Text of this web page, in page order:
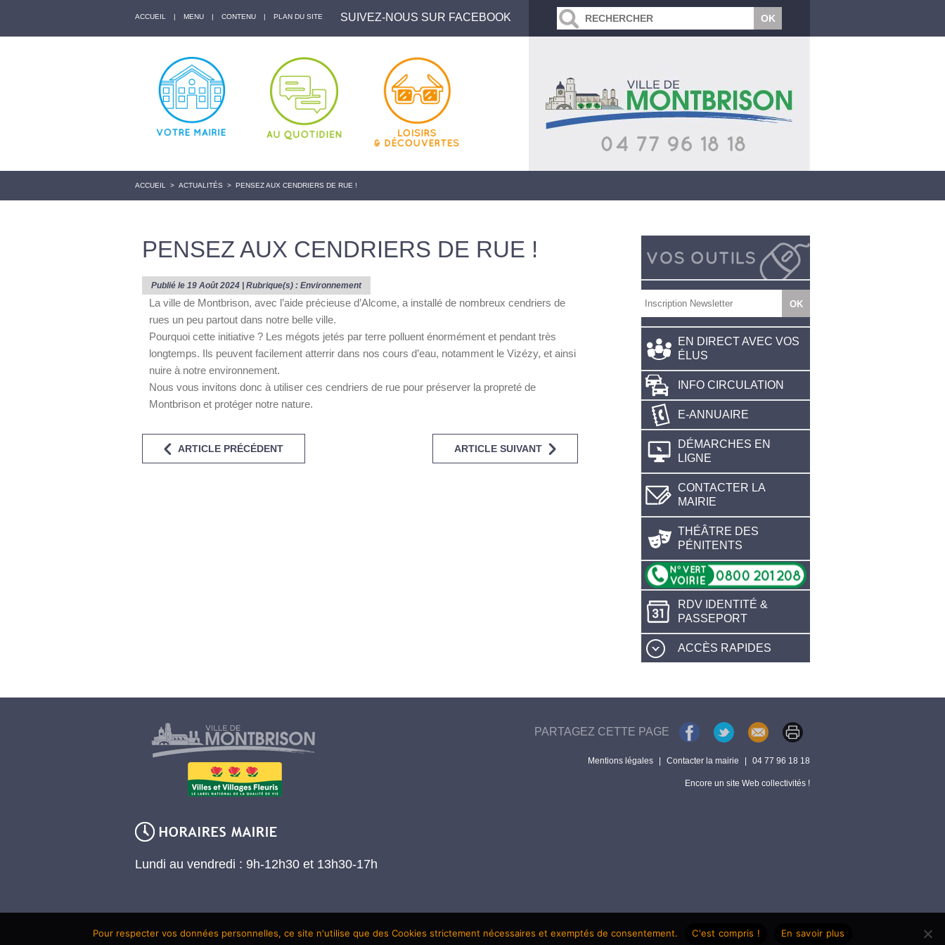
ACCUEIL | MENU | CONTENU | PLAN DU SITE SUIVEZ-NOUS SUR FACEBOOK
ACCUEIL > ACTUALITÉS > PENSEZ AUX CENDRIERS DE RUE !
PENSEZ AUX CENDRIERS DE RUE !
Publié le 19 Août 2024 | Rubrique(s) : Environnement
La ville de Montbrison, avec l’aide précieuse d’Alcome, a installé de nombreux cendriers de
rues un peu partout dans notre belle ville.
Pourquoi cette initiative ? Les mégots jetés par terre polluent énormément et pendant très
longtemps. Ils peuvent facilement atterrir dans nos cours d’eau, notamment le Vizézy, et ainsi
nuire à notre environnement.
Nous vous invitons donc à utiliser ces cendriers de rue pour préserver la propreté de
Montbrison et protéger notre nature.
ARTICLE PRÉCÉDENT ARTICLE SUIVANT
EN DIRECT AVEC VOS
ÉLUS
INFO CIRCULATION
E-ANNUAIRE
DÉMARCHES EN
LIGNE
CONTACTER LA
MAIRIE
THÉÂTRE DES
PÉNITENTS
RDV IDENTITÉ &
PASSEPORT
ACCÈS RAPIDES
Lundi au vendredi : 9h-12h30 et 13h30-17h
PARTAGEZ CETTE PAGE
Mentions légales Contacter la mairie 04 77 96 18 18
Encore un site Web collectivités !
Pour respecter vos données personnelles, ce site n'utilise que des Cookies strictement nécessaires et exemptés de consentement. C'est compris ! En savoir plus